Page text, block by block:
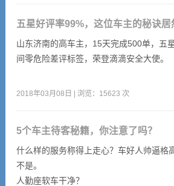
五星好评率99%，这位车主的秘诀居
山东济南的高车主，15天完成500单，五
间零危险差评标签，荣登滴滴安全大使。
2018年03月08日 | 浏览：15623 次
5个车主待客秘籍，你注意了吗？
什么样的服务称得上走心？车好人帅逼格
不是。
人勤座软车干净？